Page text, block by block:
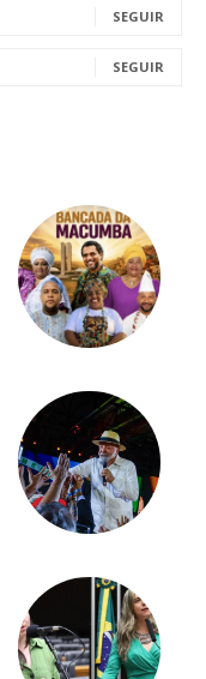
SEGUIR
SEGUIR